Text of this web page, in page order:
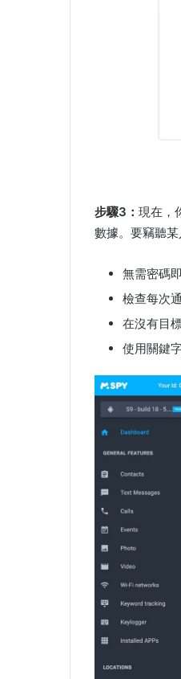
步驟3： 現在，
數據。要竊聽
無需密碼
檢查每次
在沒有目
使用關鍵